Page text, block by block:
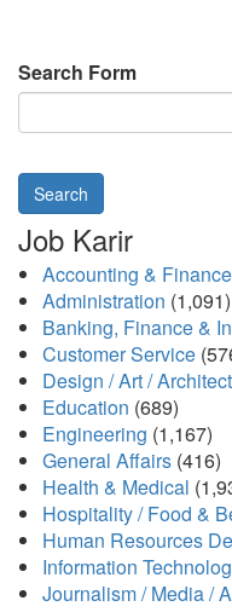
Search Form
Search
Job Karir
Accounting & Finance
Administration (1,091)
Banking, Finance &
Customer Service
Design / Art /
Education (689)
Engineering (1,167)
General Affairs (416)
Health & Medical
Hospitality / Food &
Human Resources
Information
Journalism / Media /